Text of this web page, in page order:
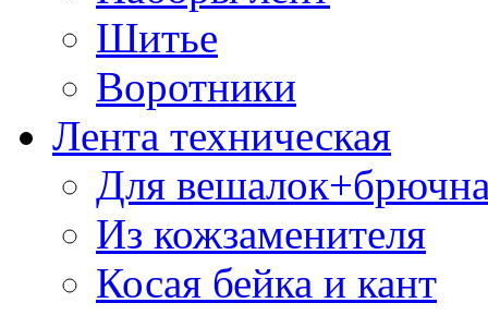
Шитье
Воротники
Лента техническая
Для
Из кожзаменителя
Косая бейка и кант